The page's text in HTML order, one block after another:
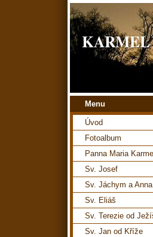
KARMEL
Menu
Úvod
Fotoalbum
Panna Maria
Sv. Josef
Sv. Jáchym a Anna
Sv. Eliáš
Sv. Terezie od
Sv. Jan od Kříže